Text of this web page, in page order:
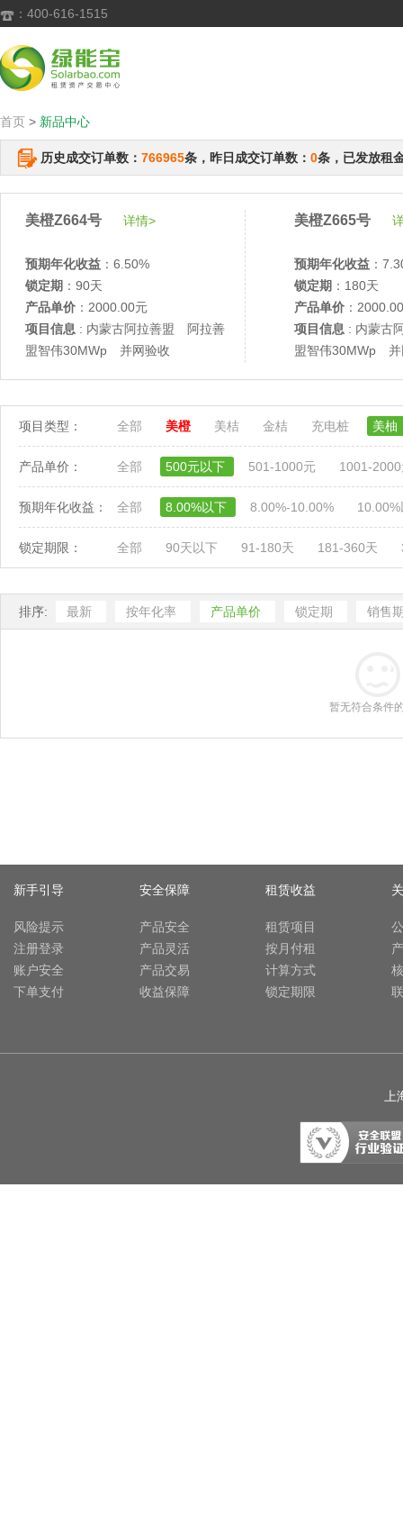
 ：400-616-1515
首页 > 新品中心
历史成交订单数： 766965条，昨日成交订单数： 0条，已发放租
美橙Z664号 详情>
预期年化收益 ：6.50%
锁定期 ：90天
产品单价 ：2000.00元
项目信息 : 内蒙古阿拉善盟 阿拉善
盟智伟30MWp 并网验收
美橙Z665号
预期年化收益 ：
锁定期 ：180天
产品单价 ：
项目信息 : 内蒙古
盟智伟30MWp 并
项目类型： 全部 美橙 美桔 金桔 充电桩 美柚
产品单价： 全部 500元以下 501-1000元 1001-
预期年化收益： 全部 8.00%以下 8.00%-10.00%
锁定期限： 全部 90天以下 91-180天 181-360天
排序: 最新 按年化率 产品单价 锁定期 销售
暂无符合条件
新手引导
风险提示
注册登录
账户安全
下单支付
安全保障
产品安全
产品灵活
产品交易
收益保障
租赁收益
租赁项目
按月付租
计算方式
锁定期限